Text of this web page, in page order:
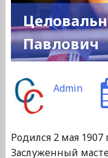
Павлович
Admin
Родился 2 мая 1907
Заслуженный